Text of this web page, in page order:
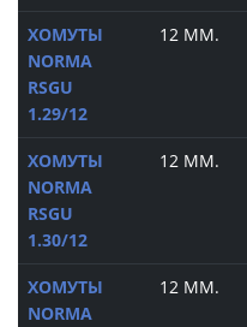
ХОМУТЫ
NORMA
RSGU
1.29/12
12 ММ.
ХОМУТЫ
NORMA
RSGU
1.30/12
12 ММ.
ХОМУТЫ
NORMA
12 ММ.